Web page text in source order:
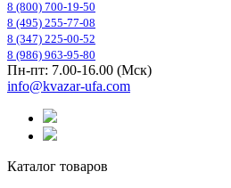
8 (800) 700-19-50
8 (495) 255-77-08
8 (347) 225-00-52
8 (986) 963-95-80
Пн-пт: 7.00-16.00 (Мск)
info@kvazar-ufa.com
Каталог товаров